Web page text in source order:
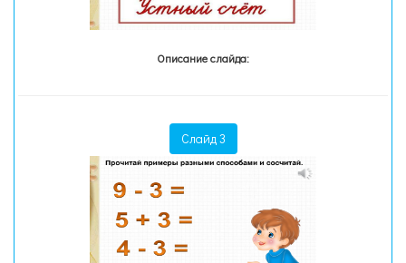
Описание слайда:
Слайд 3